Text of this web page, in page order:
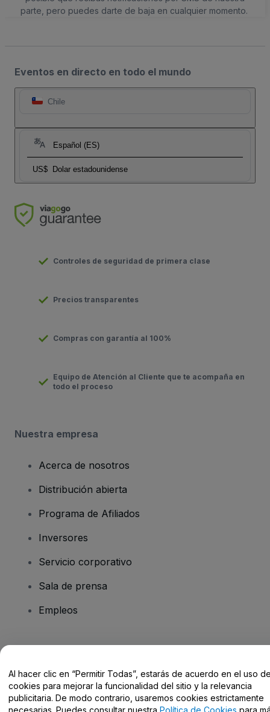
parte, pero puedes darte de baja en cualquier momento.
Eventos en directo en todo el mundo
Chile
Español (ES)
US$ Dolar estadounidense
Controles de seguridad de primera clase
Precios transparentes
Compras con garantía al 100%
Equipo de Atención al Cliente que te acompaña en
todo el proceso
Nuestra empresa
Acerca de nosotros
Distribución abierta
Programa de Afiliados
Inversores
Servicio corporativo
Sala de prensa
Empleos
Centro de Ayuda / Contacto
Al hacer clic en “Permitir Todas”, estarás de acuerdo en el uso
cookies para mejorar la funcionalidad del sitio y la relevancia
publicitaria. De modo contrario, usaremos cookies estrictamente
necesarias. Puedes consultar nuestra Política de Cookies para